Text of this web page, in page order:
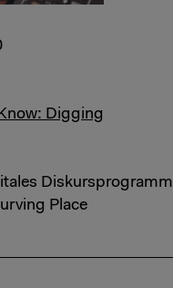
Digging
Diskursprogramm
Place